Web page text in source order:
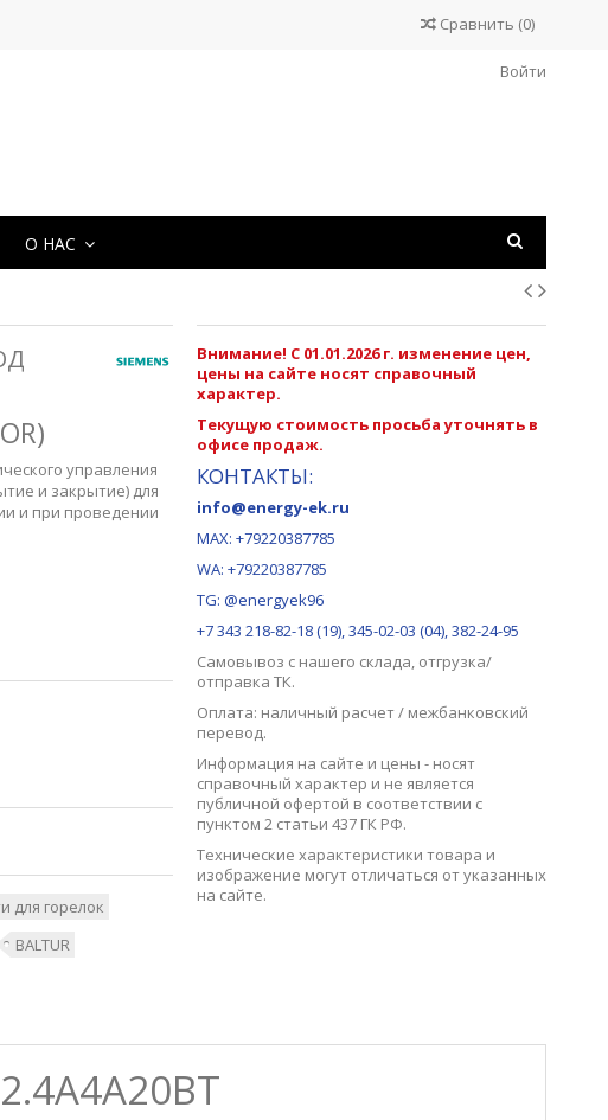
Сравнить (0)
Войти
О НАС
управления
и закрытие) для
и при проведении
для горелок
BALTUR
Внимание! С 01.01.2026 г. изменение цен,
цены на сайте носят справочный
характер.
Текущую стоимость просьба уточнять в
офисе продаж.
КОНТАКТЫ:
info@energy-ek.ru
MAX: +79220387785
WA: +79220387785
TG: @energyek96
+7 343 218-82-18 (19), 345-02-03 (04), 382-24-95
Самовывоз с нашего склада, отгрузка/
отправка ТК.
Оплата: наличный расчет / межбанковский
перевод.
Информация на сайте и цены - носят
справочный характер и не является
публичной офертой в соответствии с
пунктом 2 статьи 437 ГК РФ.
Технические характеристики товара и
изображение могут отличаться от указанных
на сайте.